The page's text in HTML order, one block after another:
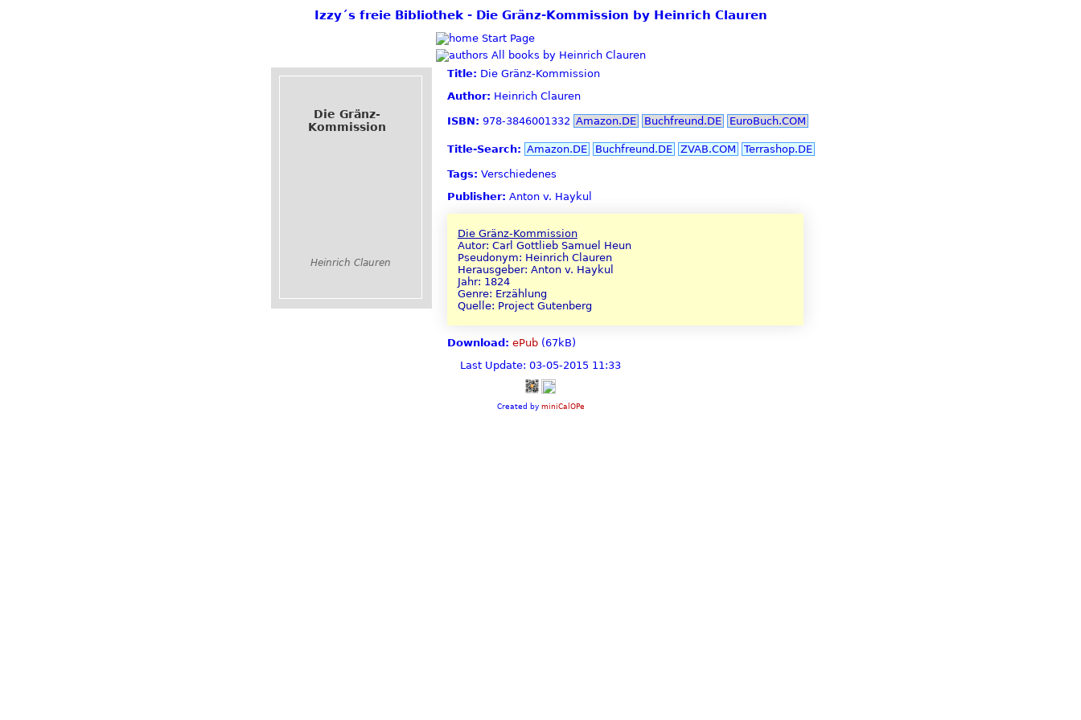
Izzy´s freie Bibliothek - Die Gränz-Kommission by Heinrich Clauren
Start Page
All books by Heinrich Clauren
Die Gränz-
Kommission
Heinrich Clauren
Title: Die Gränz-Kommission
Author: Heinrich Clauren
ISBN: 978-3846001332 Amazon.DE Buchfreund.DE EuroBuch.COM
Title-Search: Amazon.DE Buchfreund.DE ZVAB.COM Terrashop.DE
Tags: Verschiedenes
Publisher: Anton v. Haykul
Die Gränz-Kommission
Autor: Carl Gottlieb Samuel Heun
Pseudonym: Heinrich Clauren
Herausgeber: Anton v. Haykul
Jahr: 1824
Genre: Erzählung
Quelle: Project Gutenberg
Download: ePub(67kB)
Last Update: 03-05-2015 11:33
Created by miniCalOPe